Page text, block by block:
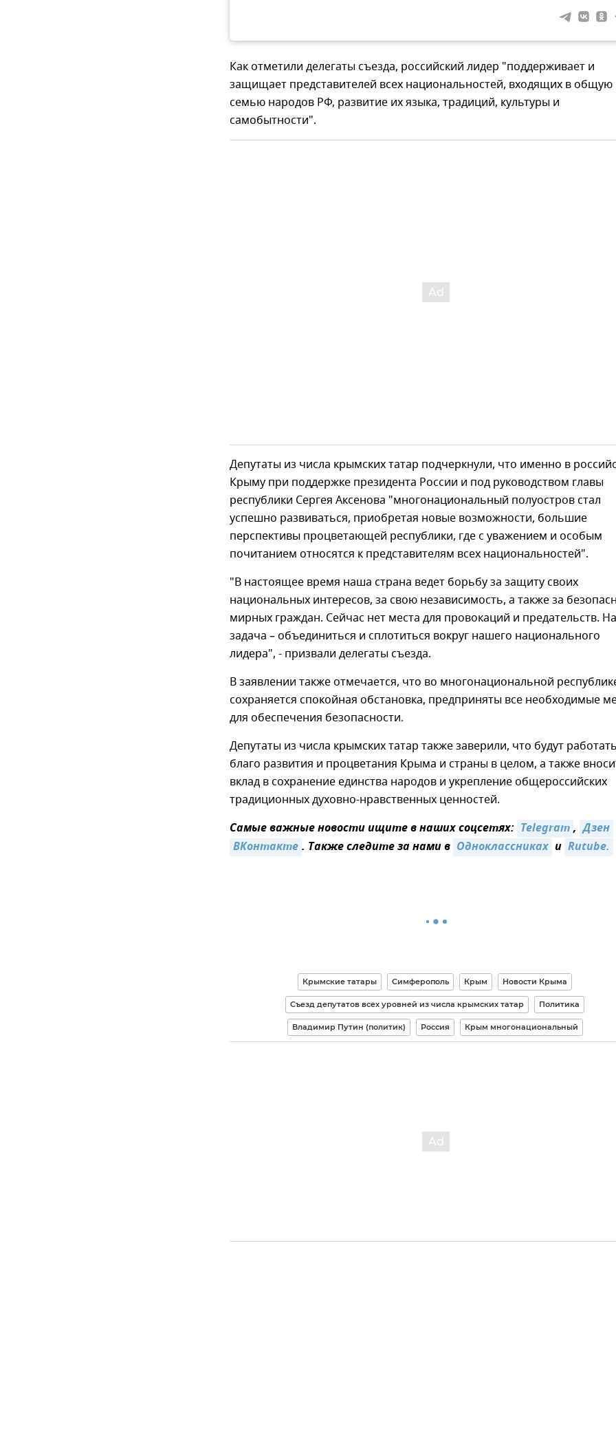
Как отметили делегаты съезда, российский лидер "поддерживает и
защищает представителей всех национальностей, входящих в общую
семью народов РФ, развитие их языка, традиций, культуры и
самобытности".
Депутаты из числа крымских татар подчеркнули, что именно в
Крыму при поддержке президента России и под руководством главы
республики Сергея Аксенова "многонациональный полуостров стал
успешно развиваться, приобретая новые возможности, большие
перспективы процветающей республики, где с уважением и особым
почитанием относятся к представителям всех национальностей".
"В настоящее время наша страна ведет борьбу за защиту своих
национальных интересов, за свою независимость, а также за
мирных граждан. Сейчас нет места для провокаций и предательств.
задача – объединиться и сплотиться вокруг нашего национального
лидера", - призвали делегаты съезда.
В заявлении также отмечается, что во многонациональной
сохраняется спокойная обстановка, предприняты все необходимые
для обеспечения безопасности.
Депутаты из числа крымских татар также заверили, что будут
благо развития и процветания Крыма и страны в целом, а также
вклад в сохранение единства народов и укрепление общероссийских
традиционных духовно-нравственных ценностей.
Самые важные новости ищите в наших соцсетях: Telegram, Дзен
ВКонтакте. Также следите за нами в Одноклассниках и Rutube.
Крымские татары Симферополь Крым Новости Крыма
Съезд депутатов всех уровней из числа крымских татар Политика
Владимир Путин (политик) Россия Крым многонациональный